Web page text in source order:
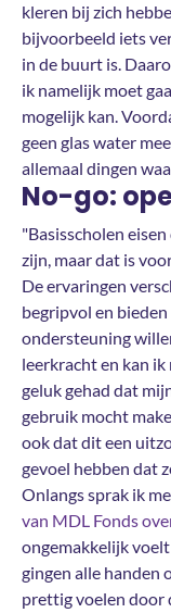
kleren bij zich
bijvoorbeeld iets
in de buurt is.
ik namelijk moet
mogelijk kan.
geen glas water
allemaal dingen
No-go:
"Basisscholen
zijn, maar dat is
De ervaringen
begripvol en
ondersteuning
leerkracht en kan
geluk gehad dat
gebruik mocht
ook dat dit een
gevoel hebben dat
Onlangs sprak ik
van MDL Fonds
ongemakkelijk
gingen alle handen
prettig voelen door